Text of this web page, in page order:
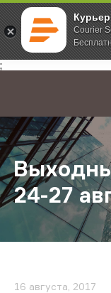
Courier
;
Главная О
24-27
16 августа, 2017